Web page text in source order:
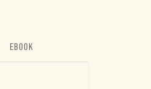
EBOOK